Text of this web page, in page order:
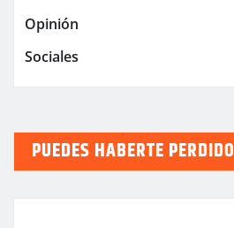
Opinión
Sociales
PUEDES HABERTE PERDIDO